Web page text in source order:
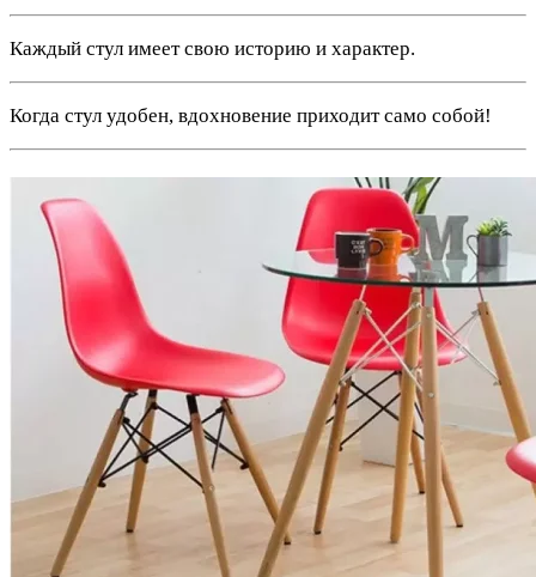
Каждый стул имеет свою историю и характер.
Когда стул удобен, вдохновение приходит само собой!